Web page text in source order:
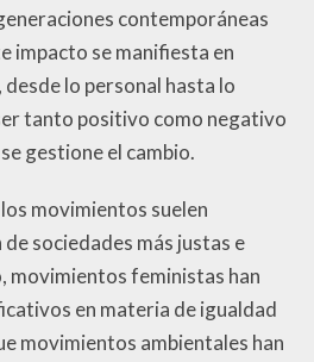
contemporáneas
impacto se manifiesta en
lo personal hasta lo
tanto positivo como negativo
gestione el cambio.
movimientos suelen
sociedades más justas e
movimientos feministas han
en materia de igualdad
movimientos ambientales han